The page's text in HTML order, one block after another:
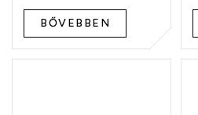
BŐVEBBEN